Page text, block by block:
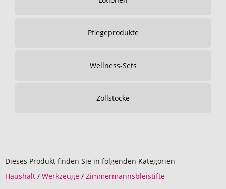
Pflegeprodukte
Wellness-Sets
Zollstöcke
Dieses Produkt finden Sie in folgenden Kategorien
Haushalt / Werkzeuge / Zimmermannsbleistifte